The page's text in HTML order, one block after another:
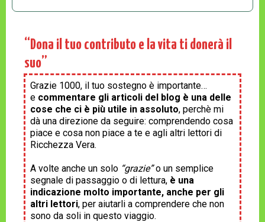
“Dona il tuo contributo e la vita ti donerà il
suo”
Grazie 1000, il tuo sostegno è importante…
e commentare gli articoli del blog è una delle
cose che ci è più utile in assoluto, perchè mi
dà una direzione da seguire: comprendendo cosa
piace e cosa non piace a te e agli altri lettori di
Ricchezza Vera.
A volte anche un solo “grazie”o un semplice
segnale di passaggio o di lettura, è una
indicazione molto importante, anche per gli
altri lettori, per aiutarli a comprendere che non
sono da soli in questo viaggio.